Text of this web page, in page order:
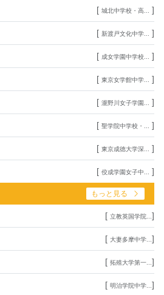
[ 城北中学校・高... ]
[ 新渡戸文化中学... ]
[ 成女学園中学校... ]
[ 東京女学館中学... ]
[ 瀧野川女子学園... ]
[ 聖学院中学校・... ]
[ 東京成徳大学深... ]
[ 佼成学園女子中... ]
もっと見る
[ 立教英国学院... ]
[ 大妻多摩中学... ]
[ 拓殖大学第一... ]
[ 明治学院中学... ]